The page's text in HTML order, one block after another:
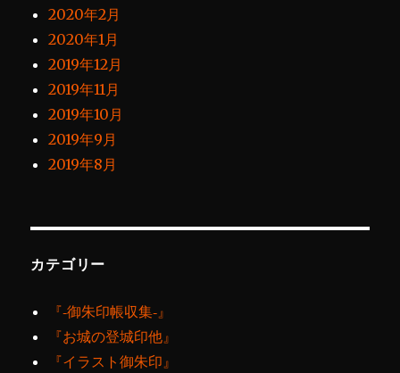
2020年2月
2020年1月
2019年12月
2019年11月
2019年10月
2019年9月
2019年8月
カテゴリー
『‐御朱印帳収集‐』
『お城の登城印他』
『イラスト御朱印』